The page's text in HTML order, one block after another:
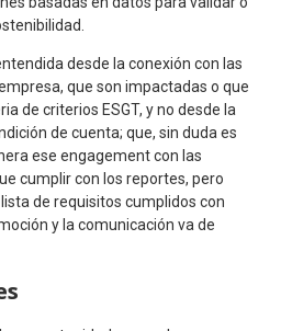
desde la conexión con las
que son impactadas o que
de criterios ESGT, y no desde la
de cuenta; que, sin duda es
ese engagement con las
cumplir con los reportes, pero
de requisitos cumplidos con
y la comunicación va de